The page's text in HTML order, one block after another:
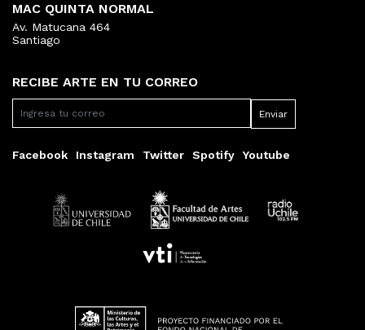
RECIBE ARTE EN TU CORREO
Facebook Instagram Twitter Spotify Youtube
MAC QUINTA NORMAL
Av. Matucana 464
Santiago